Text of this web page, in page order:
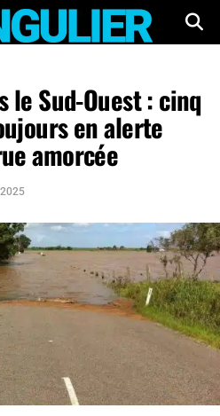
le Sud-Ouest : cinq
en alerte
amorcée